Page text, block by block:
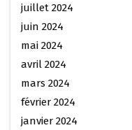
juillet 2024
juin 2024
mai 2024
avril 2024
mars 2024
février 2024
janvier 2024